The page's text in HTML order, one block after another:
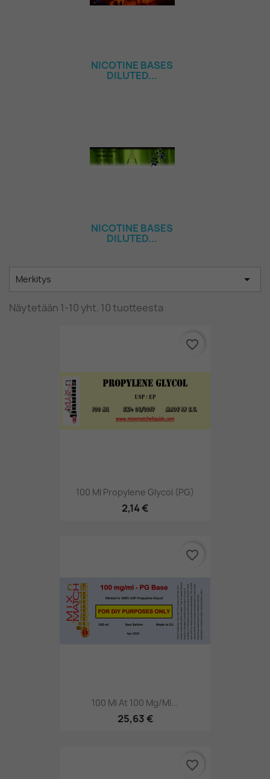
NICOTINE BASES
DILUTED...
NICOTINE BASES
DILUTED...
Merkitys 
Näytetään 1-10 yht. 10 tuotteesta
100 Ml Propylene Glycol (PG)
2,14 €
favorite_border
100 Ml At 100 Mg/ml...
25,63 €
favorite_border
favorite_border